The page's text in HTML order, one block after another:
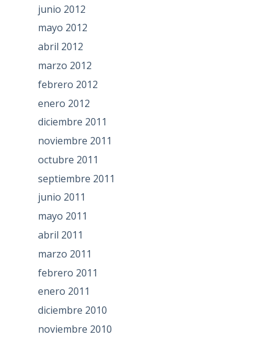
junio 2012
mayo 2012
abril 2012
marzo 2012
febrero 2012
enero 2012
diciembre 2011
noviembre 2011
octubre 2011
septiembre 2011
junio 2011
mayo 2011
abril 2011
marzo 2011
febrero 2011
enero 2011
diciembre 2010
noviembre 2010